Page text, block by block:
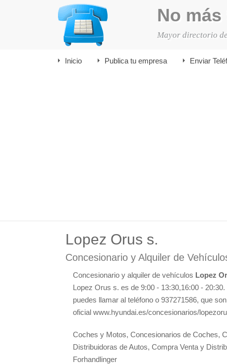
No más
Mayor directorio
Inicio Publica tu empresa Enviar
Lopez Orus s.
Concesionario y Alquiler de
Concesionario y alquiler de vehículos Lopez
Lopez Orus s. es de 9:00 - 13:30,16:00 -
puedes llamar al teléfono o 937271586, que
oficial www.hyundai.es/concesionarios/
Coches y Motos, Concesionarios de Coches,
Distribuidoras de Autos, Compra Venta y
Forhandlinger